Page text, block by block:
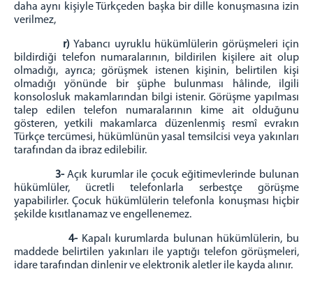
daha aynı kişiyle Türkçeden başka bir dille konuşmasına izin
verilmez,
r)Yabancı uyruklu hükümlülerin görüşmeleri için
bildirdiği telefon numaralarının, bildirilen kişilere ait olup
olmadığı, ayrıca; görüşmek istenen kişinin, belirtilen kişi
olmadığı yönünde bir şüphe bulunması hâlinde, ilgili
konsolosluk makamlarından bilgi istenir. Görüşme yapılması
talep edilen telefon numaralarının kime ait olduğunu
gösteren, yetkili makamlarca düzenlenmiş resmî evrakın
Türkçe tercümesi, hükümlünün yasal temsilcisi veya yakınları
tarafından da ibraz edilebilir.
3-Açık kurumlar ile çocuk eğitimevlerinde bulunan
hükümlüler, ücretli telefonlarla serbestçe görüşme
yapabilirler. Çocuk hükümlülerin telefonla konuşması hiçbir
şekilde kısıtlanamaz ve engellenemez.
4- Kapalı kurumlarda bulunan hükümlülerin, bu
maddede belirtilen yakınları ile yaptığı telefon görüşmeleri,
idare tarafından dinlenir ve elektronik aletler ile kayda alınır.